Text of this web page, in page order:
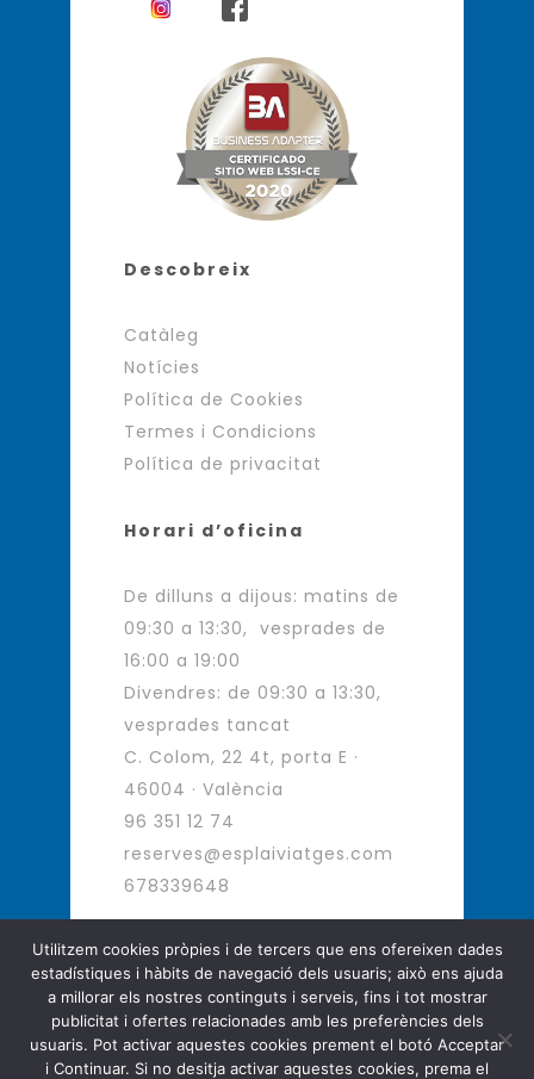
Descobreix
Catàleg
Notícies
Política de Cookies
Termes i Condicions
Política de privacitat
Horari d’oficina
De dilluns a dijous: matins de
09:30 a 13:30, vesprades de
16:00 a 19:00
Divendres: de 09:30 a 13:30,
vesprades tancat
C. Colom, 22 4t, porta E ·
46004 · València
96 351 12 74
reserves@esplaiviatges.com
678339648
Agència de Viatges - Viatges d
´autor
Copyright © Esplai Viatges. All
Utilitzem cookies pròpies i de tercers que ens ofereixen dades
estadístiques i hàbits de navegació dels usuaris; això ens ajuda
a millorar els nostres continguts i serveis, fins i tot mostrar
publicitat i ofertes relacionades amb les preferències dels
usuaris. Pot activar aquestes cookies prement el botó Acceptar
i Continuar. Si no desitja activar aquestes cookies, prema el